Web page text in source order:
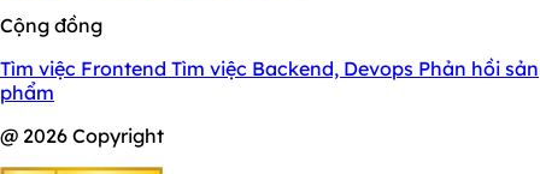
Cộng đồng
Tìm việc Frontend Tìm việc Backend, Devops Phản hồi sản
phẩm
@ 2026 Copyright